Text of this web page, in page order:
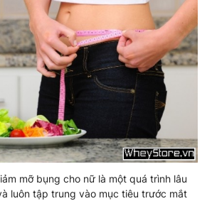
mỡ bụng cho nữ là một quá trình lâu
luôn tập trung vào mục tiêu trước mắt